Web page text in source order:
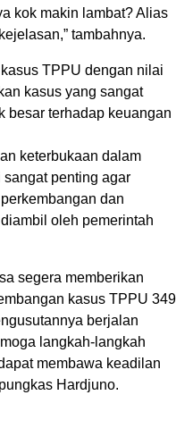
kok makin lambat? Alias
tambahnya.
TPPU dengan nilai
kasus yang sangat
besar terhadap keuangan
keterbukaan dalam
penting agar
dan
oleh pemerintah
segera memberikan
kasus TPPU 349
berjalan
langkah-langkah
membawa keadilan
Hardjuno.